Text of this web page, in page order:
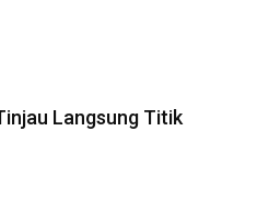
Langsung Titik